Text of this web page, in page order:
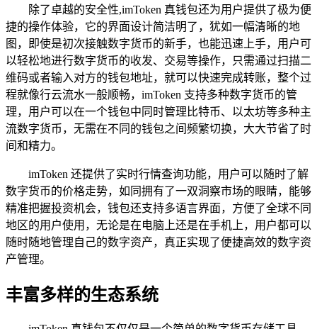
除了卓越的安全性,imToken 真钱包还为用户提供了极为便
捷的操作体验，它的界面设计简洁明了，犹如一幅清晰的地
图，即使是初次接触数字货币的新手，也能迅速上手，用户可
以轻松地进行数字货币的收发、交易等操作，只需通过扫描二
维码或者输入对方的钱包地址，就可以快速完成转账，整个过
程就像行云流水一般顺畅，imToken 支持多种数字货币的管
理，用户可以在一个钱包中同时管理比特币、以太坊等多种主
流数字货币，无需在不同的钱包之间频繁切换，大大节省了时
间和精力。
imToken 还提供了实时行情查询功能，用户可以随时了解
数字货币的价格走势，如同拥有了一双洞察市场的眼睛，能够
精准把握投资机会，钱包还支持多语言界面，方便了全球不同
地区的用户使用，无论是在电脑上还是在手机上，用户都可以
随时随地管理自己的数字资产，真正实现了便捷高效的数字资
产管理。
丰富多样的生态系统